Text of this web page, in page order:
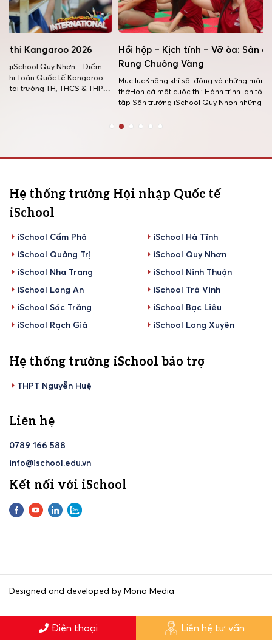
Hồi hộp – Kịch tính – Vỡ òa: Sân chơi trí tuệ
Rung Chuông Vàng
Mục lụcKhông khí sôi động và những màn đấu trí nghẹt
thởHơn cả một cuộc thi: Hành trình lan tỏa cảm hứng học
tập Sân trường iSchool Quy Nhơn những ngày qua đã trở
Rung Chuông Vàng. Đây không chỉ là một cuộc […]
ngày lan
nở hoa
Nhơn
Hệ thống trường Hội nhập Quốc tế
iSchool
iSchool Cẩm Phả
iSchool Hà Tĩnh
iSchool Quảng Trị
iSchool Quy Nhơn
iSchool Nha Trang
iSchool Ninh Thuận
iSchool Long An
iSchool Trà Vinh
iSchool Sóc Trăng
iSchool Bạc Liêu
iSchool Rạch Giá
iSchool Long Xuyên
Hệ thống trường iSchool bảo trợ
THPT Nguyễn Huệ
Liên hệ
0789 166 588
info@ischool.edu.vn
Kết nối với iSchool
Designed and developed by Mona Media
Điện thoại Liên hệ tư vấn